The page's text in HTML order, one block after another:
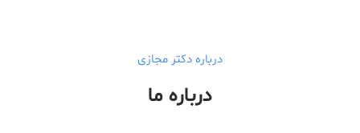
درباره دکتر مجازی
درباره ما